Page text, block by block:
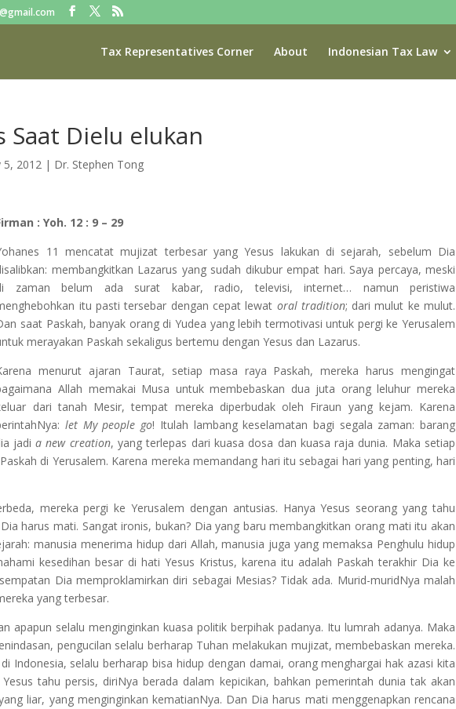
Tax Representatives Corner About Indonesian Tax Law
Saat Dielu elukan
5, 2012 | Dr. Stephen Tong
: Yoh. 12 : 9 – 29
11 mencatat mujizat terbesar yang Yesus lakukan di sejarah, sebelum Dia
membangkitkan Lazarus yang sudah dikubur empat hari. Saya percaya, meski
zaman belum ada surat kabar, radio, televisi, internet… namun peristiwa
itu pasti tersebar dengan cepat lewat oral tradition; dari mulut ke mulut.
saat Paskah, banyak orang di Yudea yang lebih termotivasi untuk pergi ke Yerusalem
merayakan Paskah sekaligus bertemu dengan Yesus dan Lazarus.
menurut ajaran Taurat, setiap masa raya Paskah, mereka harus mengingat
Allah memakai Musa untuk membebaskan dua juta orang leluhur mereka
dari tanah Mesir, tempat mereka diperbudak oleh Firaun yang kejam. Karena
let My people go! Itulah lambang keselamatan bagi segala zaman: barang
jadia new creation, yang terlepas dari kuasa dosa dan kuasa raja dunia. Maka setiap
di Yerusalem. Karena mereka memandang hari itu sebagai hari yang penting, hari
mereka pergi ke Yerusalem dengan antusias. Hanya Yesus seorang yang tahu
harus mati. Sangat ironis, bukan? Dia yang baru membangkitkan orang mati itu akan
manusia menerima hidup dari Allah, manusia juga yang memaksa Penghulu hidup
kesedihan besar di hati Yesus Kristus, karena itu adalah Paskah terakhir Dia ke
Dia memproklamirkan diri sebagai Mesias? Tidak ada. Murid-muridNya malah
yang terbesar.
apapun selalu menginginkan kuasa politik berpihak padanya. Itu lumrah adanya. Maka
pengucilan selalu berharap Tuhan melakukan mujizat, membebaskan mereka.
Indonesia, selalu berharap bisa hidup dengan damai, orang menghargai hak azasi kita
tahu persis, diriNya berada dalam kepicikan, bahkan pemerintah dunia tak akan
liar, yang menginginkan kematianNya. Dan Dia harus mati menggenapkan rencana